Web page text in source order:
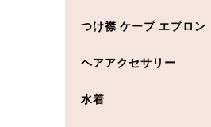
つけ襟 ケープ エプロン
ヘアアクセサリー
水着